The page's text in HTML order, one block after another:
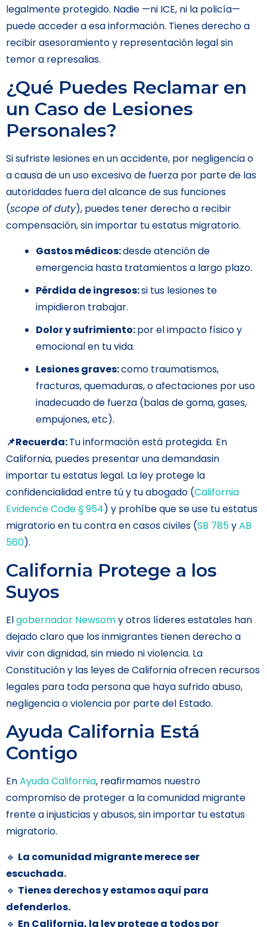
legalmente protegido. Nadie —ni ICE, ni la policía—
puede acceder a esa información. Tienes derecho a
recibir asesoramiento y representación legal sin
temor a represalias.
¿Qué Puedes Reclamar en
un Caso de Lesiones
Personales?
Si sufriste lesiones en un accidente, por negligencia o
a causa de un uso excesivo de fuerza por parte de las
autoridades fuera del alcance de sus funciones
(scope of duty), puedes tener derecho a recibir
compensación, sin importar tu estatus migratorio.
Gastos médicos:desde atención de
emergencia hasta tratamientos a largo plazo.
Pérdida de ingresos:si tus lesiones te
impidieron trabajar.
Dolor y sufrimiento:por el impacto físico y
emocional en tu vida.
Lesiones graves:como traumatismos,
fracturas, quemaduras, o afectaciones por uso
inadecuado de fuerza (balas de goma, gases,
empujones, etc).
📌Recuerda:Tu información está protegida. En
California, puedes presentar una demandasin
importar tu estatus legal. La ley protege la
confidencialidad entre tú y tu abogado (California
Evidence Code § 954) y prohíbe que se use tu estatus
migratorio en tu contra en casos civiles (SB 785yAB
560).
California Protege a los
Suyos
Elgobernador Newsomy otros líderes estatales han
dejado claro que los inmigrantes tienen derecho a
vivir con dignidad, sin miedo ni violencia. La
Constitución y las leyes de California ofrecen recursos
legales para toda persona que haya sufrido abuso,
negligencia o violencia por parte del Estado.
Ayuda California Está
Contigo
EnAyuda California, reafirmamos nuestro
compromiso de proteger a la comunidad migrante
frente a injusticias y abusos, sin importar tu estatus
migratorio.
🔹 La comunidad migrante merece ser
escuchada.
🔹 Tienes derechos y estamos aquí para
defenderlos.
🔹 En California, la ley protege a todos por